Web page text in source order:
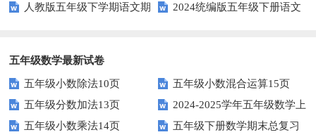
级下册期末模拟题
第一学期期末测试卷
人教版五年级下学期语文期
2024统编版五年级下册语文
五年级数学最新试卷
五年级小数除法10页
五年级小数混合运算15页
五年级分数加法13页
2024-2025学年五年级数学上
册期末素养测评卷（考试版A4
五年级小数乘法14页
五年级下册数学期末总复习